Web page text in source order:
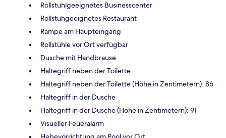
Rollstuhlgeeignetes Businesscenter
Rollstuhgeeignetes Restaurant
Rampe am Haupteingang
Rollstühle vor Ort verfügbar
Dusche mit Handbrause
Haltegriff neben der Toilette
Haltegriff neben der Toilette (Höhe in Zentimetern): 86
Haltegriff in der Dusche
Haltegriff in der Dusche (Höhe in Zentimetern): 91
Visueller Feueralarm